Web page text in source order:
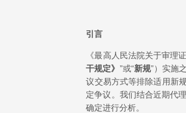
引言
《最高人民法院关于审理
干规定》 ”或“新规”）实施
议交易方式等排除适用新
定争议。我们结合近期代
确定进行分析。